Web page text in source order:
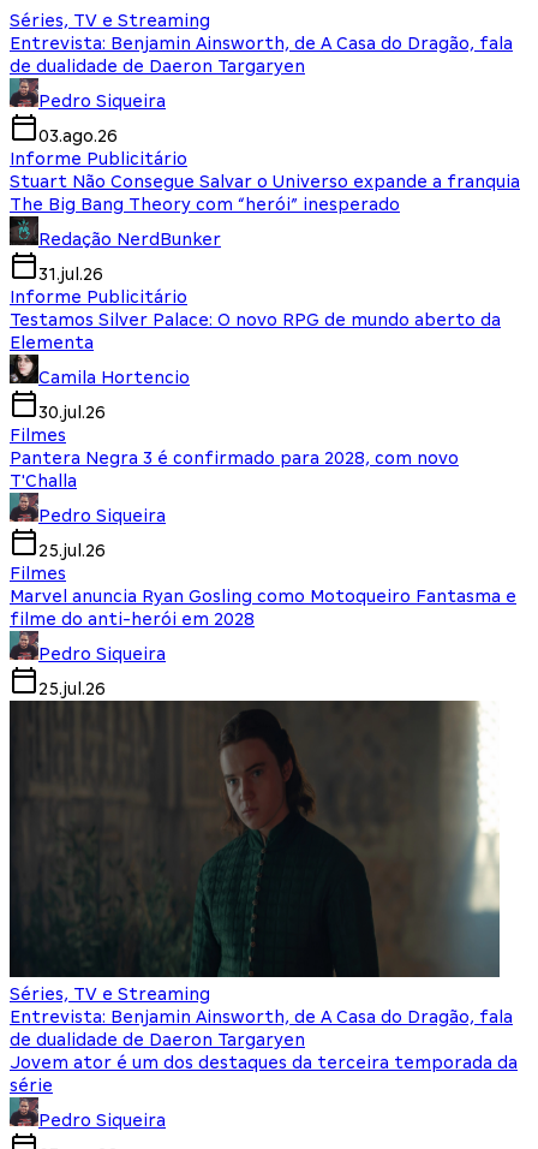
Séries, TV e Streaming
Entrevista: Benjamin Ainsworth, de A Casa do Dragão, fala
de dualidade de Daeron Targaryen
Pedro Siqueira
03.ago.26
Informe Publicitário
Stuart Não Consegue Salvar o Universo expande a franquia
The Big Bang Theory com “herói” inesperado
Redação NerdBunker
31.jul.26
Informe Publicitário
Testamos Silver Palace: O novo RPG de mundo aberto da
Elementa
Camila Hortencio
30.jul.26
Filmes
Pantera Negra 3 é confirmado para 2028, com novo
T'Challa
Pedro Siqueira
25.jul.26
Filmes
Marvel anuncia Ryan Gosling como Motoqueiro Fantasma e
filme do anti-herói em 2028
Pedro Siqueira
25.jul.26
Séries, TV e Streaming
Entrevista: Benjamin Ainsworth, de A Casa do Dragão, fala
de dualidade de Daeron Targaryen
Jovem ator é um dos destaques da terceira temporada da
série
Pedro Siqueira